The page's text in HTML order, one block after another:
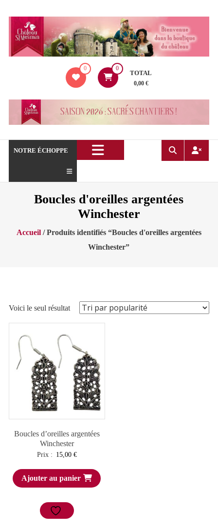
contenu
de
Mesmin
0 0
TOTAL
0,00 €
NOTRE ÉCHOPPE
Boucles d'oreilles argentées
Winchester
Accueil/ Produits identifiés “Boucles d'oreilles argentées
Winchester”
Voici le seul résultat
Boucles d’oreilles argentées
Winchester
Prix : 15,00 €
Ajouter au panier